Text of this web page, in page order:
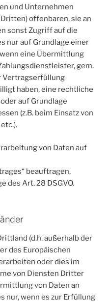
und Unternehmen
offenbaren, sie an
sonst Zugriff auf die
nur auf Grundlage einer
eine Übermittlung
gem.
Vertragserfüllung
haben, eine rechtliche
auf Grundlage
(z.B. beim Einsatz von
von Daten auf
beauftragen,
des Art. 28 DSGVO.
(d.h. außerhalb der
des Europäischen
oder dies im
von Diensten Dritter
von Daten an
nur, wenn es zur Erfüllung